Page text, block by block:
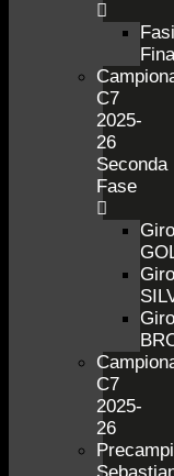
Fasi
C7
2025-
26
Seconda
Fase
C7
2025-
26